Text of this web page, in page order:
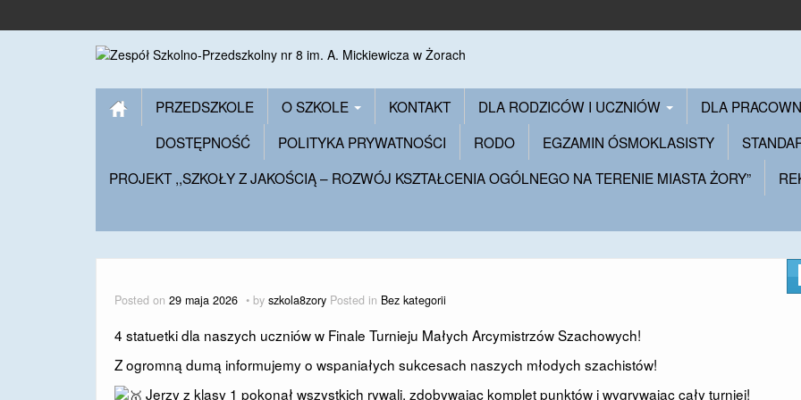
PRZEDSZKOLE O SZKOLE KONTAKT DLA RODZICÓW I UCZNIÓW DLA
DOSTĘPNOŚĆ
POLITYKA PRYWATNOŚCI RODO EGZAMIN ÓSMOKLASISTY
PROJEKT ,,SZKOŁY Z JAKOŚCIĄ – ROZWÓJ KSZTAŁCENIA OGÓLNEGO NA TERENIE MIASTA ŻORY”
Posted on 29 maja 2026 by szkola8zory Posted in Bez kategorii
4 statuetki dla naszych uczniów w Finale Turnieju Małych Arcymistrzów Szachowych!
Z ogromną dumą informujemy o wspaniałych sukcesach naszych młodych szachistów!
Jerzy z klasy 1 pokonał wszystkich rywali, zdobywając komplet punktów i wygrywając cały turniej!